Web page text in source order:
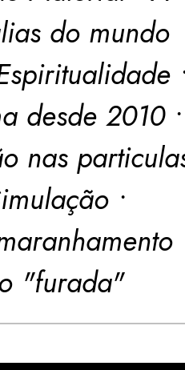
do mundo
desde 2010 •
nas
•
"furada"